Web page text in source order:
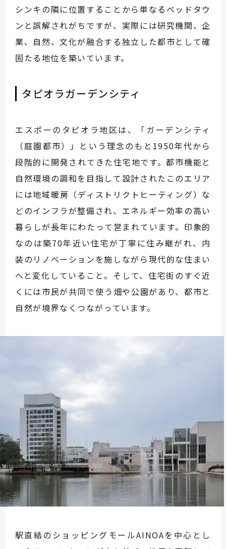
シンキの隣に位置することから単なるベッドタウ
ンと誤解されがちですが、実際には研究機関、企
業、自然、文化が融合する独立した都市として確
固たる地位を築いています。
タピオラガーデンシティ
エスポーのタピオラ地区は、「ガーデンシティ
（庭園都市）」という理念のもと1950年代から
段階的に開発されてきた住宅地です。都市機能と
自然環境の調和を目指して設計されたこのエリア
には地域暖房（ディストリクトヒーティング）な
どのインフラが整備され、エネルギー効率の高い
暮らしが長年にわたって営まれています。印象的
なのは築70年近い住宅が丁寧に住み継がれ、内
装のリノベーションを施しながら現代的な住まい
へと変化していること。そして、住宅街のすぐ近
くには市民が共同で使う畑や公園があり、都市と
自然が境界なくつながっています。
駅直結のショッピングモールAINOAを中心とし